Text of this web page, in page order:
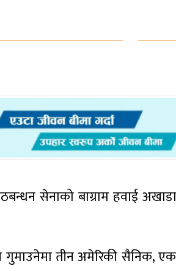
सेनाको बाग्राम हवाई
तीन अमेरिकी सैनिक,